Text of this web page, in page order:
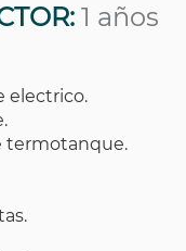
1 años
electrico.
termotanque.